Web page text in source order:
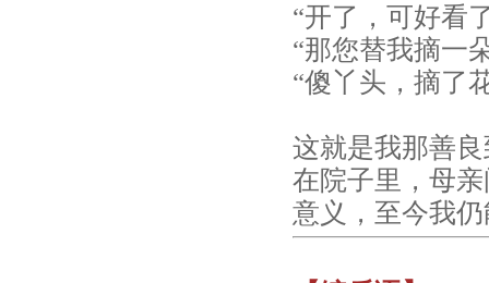
“开了，可好
“那您替我摘一
“傻丫头，摘了
这就是我那善
在院子里，母
意义，至今我